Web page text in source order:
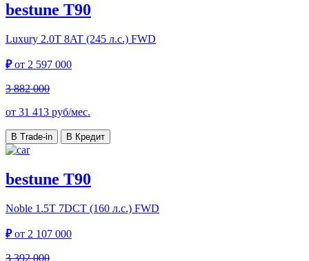
bestune T90
Luxury 2.0T 8AT (245 л.с.) FWD
₽от 2 597 000
3 882 000
от 31 413 руб/мес.
В Trade-in В Кредит
bestune T90
Noble 1.5T 7DCT (160 л.с.) FWD
₽от 2 107 000
3 392 000